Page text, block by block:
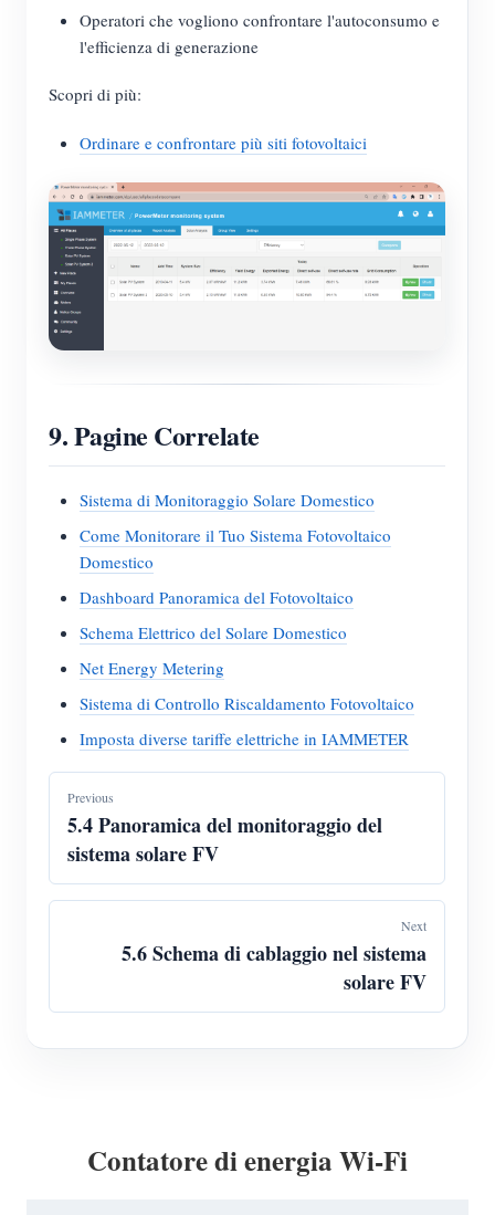
Operatori che vogliono confrontare l'autoconsumo e
l'efficienza di generazione
Scopri di più:
Ordinare e confrontare più siti fotovoltaici
9. Pagine Correlate
Sistema di Monitoraggio Solare Domestico
Come Monitorare il Tuo Sistema Fotovoltaico
Domestico
Dashboard Panoramica del Fotovoltaico
Schema Elettrico del Solare Domestico
Net Energy Metering
Sistema di Controllo Riscaldamento Fotovoltaico
Imposta diverse tariffe elettriche in IAMMETER
Previous
5.4 Panoramica del monitoraggio del
sistema solare FV
Next
5.6 Schema di cablaggio nel sistema
solare FV
Contatore di energia Wi-Fi